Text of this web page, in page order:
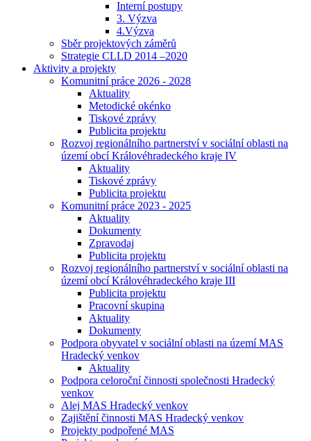
Interní postupy
3. Výzva
4.Výzva
Sběr projektových záměrů
Strategie CLLD 2014 –2020
Aktivity a projekty
Komunitní práce 2026 - 2028
Aktuality
Metodické okénko
Tiskové zprávy
Publicita projektu
Rozvoj regionálního partnerství v sociální oblasti na
území obcí Královéhradeckého kraje IV
Aktuality
Tiskové zprávy
Publicita projektu
Komunitní práce 2023 - 2025
Aktuality
Dokumenty
Zpravodaj
Publicita projektu
Rozvoj regionálního partnerství v sociální oblasti na
území obcí Královéhradeckého kraje III
Publicita projektu
Pracovní skupina
Aktuality
Dokumenty
Podpora obyvatel v sociální oblasti na území MAS
Hradecký venkov
Aktuality
Podpora celoroční činnosti společnosti Hradecký
venkov
Alej MAS Hradecký venkov
Zajištění činnosti MAS Hradecký venkov
Projekty podpořené MAS